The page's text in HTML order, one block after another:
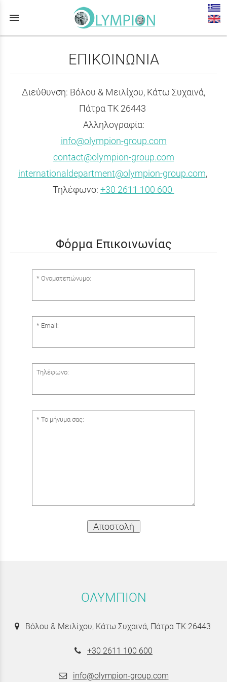
menu
ΕΠΙΚΟΙΝΩΝΙΑ
Διεύθυνση: Βόλου & Μειλίχου, Κάτω Συχαινά,
Πάτρα ΤΚ 26443
Αλληλογραφία:
info@olympion-group.com
contact@olympion-group.com
internationaldepartment@olympion-group.com,
Τηλέφωνο: +30 2611 100 600
Φόρμα Επικοινωνίας
Ονοματεπώνυμο:
Email:
Τηλέφωνο:
Το μήνυμα σας:
Αποστολή
ΟΛΥΜΠΙΟΝ
Βόλου & Μειλίχου, Κάτω Συχαινά, Πάτρα ΤΚ 26443
+30 2611 100 600
info@olympion-group.com